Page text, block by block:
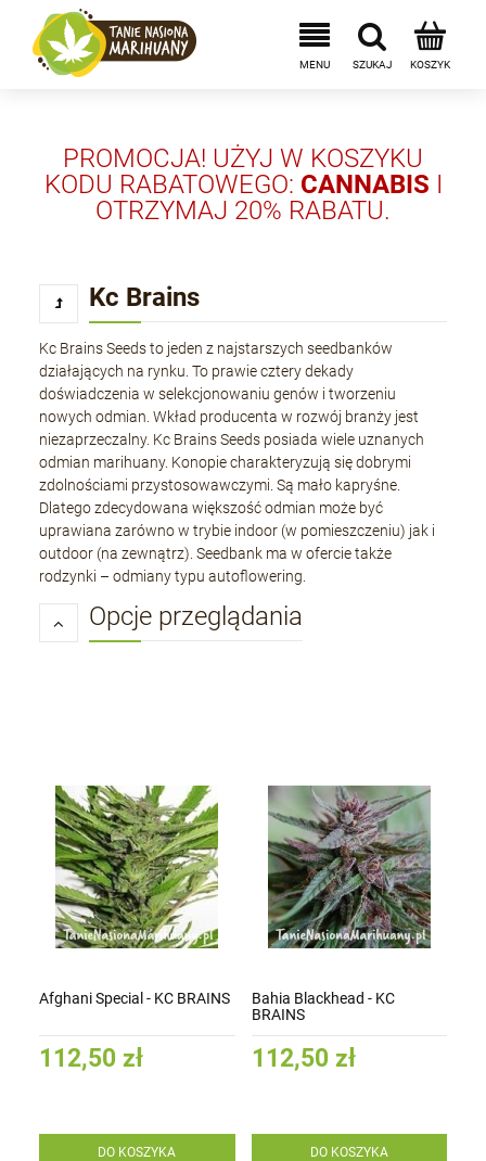
PROMOCJA! UŻYJ W KOSZYKU
KODU RABATOWEGO: CANNABIS I
OTRZYMAJ 20% RABATU.
Kc Brains
Kc Brains Seeds to jeden z najstarszych seedbanków
działających na rynku. To prawie cztery dekady
doświadczenia w selekcjonowaniu genów i tworzeniu
nowych odmian. Wkład producenta w rozwój branży jest
niezaprzeczalny. Kc Brains Seeds posiada wiele uznanych
odmian marihuany. Konopie charakteryzują się dobrymi
zdolnościami przystosowawczymi. Są mało kapryśne.
Dlatego zdecydowana większość odmian może być
uprawiana zarówno w trybie indoor (w pomieszczeniu) jak i
outdoor (na zewnątrz). Seedbank ma w ofercie także
rodzynki – odmiany typu autoflowering.
Opcje przeglądania
Afghani Special - KC BRAINS
112,50 zł
DO KOSZYKA
Bahia Blackhead - KC
BRAINS
112,50 zł
DO KOSZYKA